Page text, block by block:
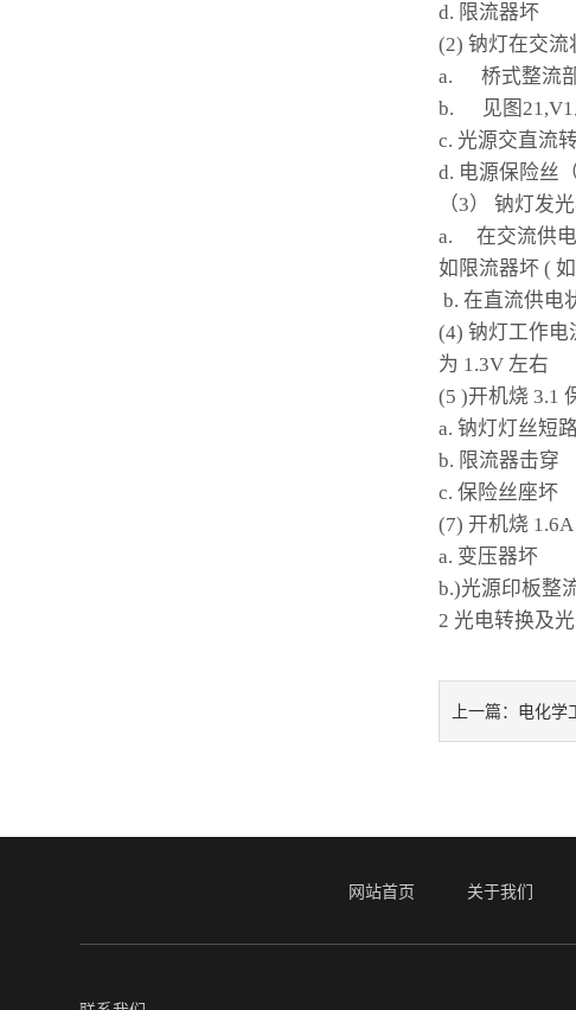
d. 限流器坏
(2) 钠灯在交流
a. 桥式整流部
b. 见图21,V1
c. 光源交直流
d. 电源保险丝
（3） 钠灯发
a. 在交流供电
如限流器坏 (
b. 在直流供电
(4) 钠灯工作电
为 1.3V 左右
(5 )开机烧 3.1
a. 钠灯灯丝短路
b. 限流器击穿
c. 保险丝座坏
(7) 开机烧
a. 变压器坏
b.)光源印板整
2 光电转换及
上一篇： 电化学
网站首页 关于我们